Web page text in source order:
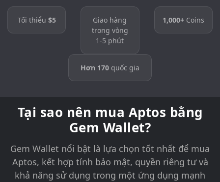
Tối thiểu $5
Giao hàng
trong vòng
1-5 phút
1,000+Coins
Hơn 170 quốc gia
Tại sao nên mua Aptos bằng
Gem Wallet?
Gem Wallet nổi bật là lựa chọn tốt nhất để mua
Aptos, kết hợp tính bảo mật, quyền riêng tư và
khả năng sử dụng trong một ứng dụng mạnh